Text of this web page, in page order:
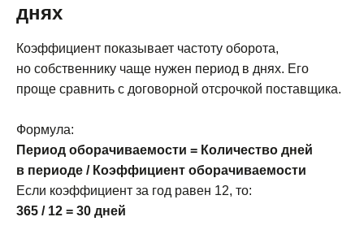
днях
Коэффициент показывает частоту оборота,
но собственнику чаще нужен период в днях. Его
проще сравнить с договорной отсрочкой поставщика.
Формула:
Период оборачиваемости = Количество дней
в периоде / Коэффициент оборачиваемости
Если коэффициент за год равен 12, то:
365 / 12 = 30 дней